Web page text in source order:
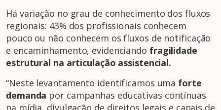
Há variação no grau de conhecimento dos fluxos
regionais: 43% dos profissionais conhecem
pouco ou não conhecem os fluxos de notificação
e encaminhamento, evidenciando fragilidade
estrutural na articulação assistencial.
“Neste levantamento identificamos uma forte
demanda por campanhas educativas contínuas